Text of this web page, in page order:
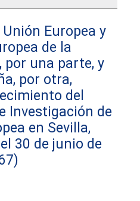
Europea y
de la
por una parte, y
por otra,
del
Investigación de
en Sevilla,
30 de junio de